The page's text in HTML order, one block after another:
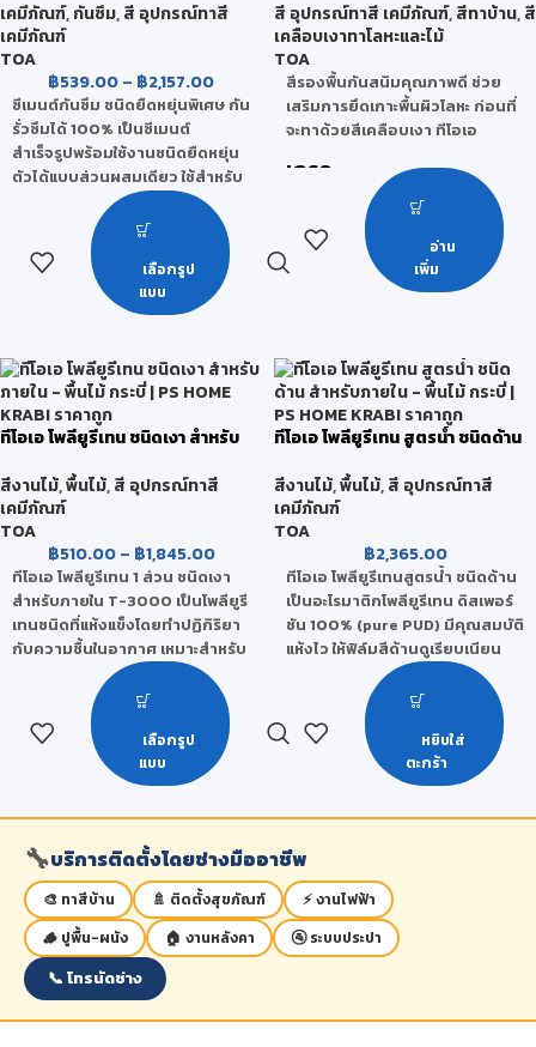
เคมีภัณฑ์,กันซึม,สี อุปกรณ์ทาสี
เคมีภัณฑ์
TOA
฿539.00– ฿2,157.00
ซีเมนต์กันซึม ชนิดยืดหยุ่นพิเศษ กัน
รั่วซึมได้ 100% เป็นซีเมนต์
สำเร็จรูปพร้อมใช้งานชนิดยืดหยุ่น
ตัวได้แบบส่วนผสมเดียว ใช้สำหรับ
งานกันซึม และปกป้องผิวคอนกรีต
กันรั่วซึมได้ 100%
เนื้อฟิลม์ยืดหยุ่น ดัดงอได้ ผสาน
รอยแตกร้าวได้ยอดเยี่ยม
มีแรงยึดเกาะสูง ยึดเกาะกับพื้นผิว
ใช้กับน้ำดื่มได้ ไม่มีสารที่เป็นพิษ
ตามมาตรฐานการประปา
สามารถทาทับกระเบื้องเก่าได้ โดย
ไม่ต้องรื้อกระเบื้องเก่า
ใช้ได้ทั้งภายใน และภายนอก
เลือกรูป
แบบ
สี อุปกรณ์ทาสี เคมีภัณฑ์,สีทาบ้าน,สี
เคลือบเงาทาโลหะและไม้
TOA
สีรองพื้นกันสนิมคุณภาพดี ช่วย
เสริมการยึดเกาะพื้นผิวโลหะ ก่อนที่
จะทาด้วยสีเคลือบเงา ทีโอเอ
เกรด
กลุ่มพรีเมียมคุณภาพสูง
อ่าน
เพิ่ม
ทีโอเอ โพลียูรีเทน ชนิดเงา สำหรับ
สีงานไม้,พื้นไม้,สี อุปกรณ์ทาสี
เคมีภัณฑ์
TOA
฿510.00 – ฿1,845.00
ทีโอเอ โพลียูรีเทน 1 ส่วน ชนิดเงา
สำหรับภายใน T-3000 เป็นโพลียูรี
เทนชนิดที่แห้งแข็งโดยทำปฏิกิริยา
กับความชื้นในอากาศ เหมาะสำหรับ
พื้นไม้ภายในที่ไม่มีแดดส่องถึง ทา
ง่าย ให้ความเงางามสูง ทนทานต่อ
การขูดขีด ทนทานต่อการขัดถู และ
ทนต่อการกระแทกได้ดี ทนต่อกรด-
ด่าง และสารเคมี ได้ดีเยี่ยม
เลือกรูป
แบบ
ทีโอเอ โพลียูรีเทน สูตรน้ำ ชนิดด้าน
สีงานไม้,พื้นไม้,สี อุปกรณ์ทาสี
เคมีภัณฑ์
TOA
฿2,365.00
ทีโอเอ โพลียูรีเทนสูตรน้ำ ชนิดด้าน
เป็นอะโรมาติกโพลียูรีเทน ดิสเพอร์
ชัน 100% (pure PUD) มีคุณสมบัติ
แห้งไว ให้ฟิล์มสีด้านดูเรียบเนียน
ยึดเกาะกับเนื้อไม้ได้ดีเยี่ยม ทนทาน
ต่อการขัดถู การขูดขีด และ
แอลกอฮอล์ได้ดี ฟิล์มสีใส ช่วยให้ไม้
มีสีอำพันอ่อนๆ ไม่ต่างจากโพลียูรี
เทนสูตรน้ำมัน
หยิบใส่
ตะกร้า
🔧บริการติดตั้งโดยช่างมืออาชีพ
🎨 ทาสีบ้าน 🚿 ติดตั้งสุขภัณฑ์
⚡ งานไฟฟ้า
🪵 ปูพื้น-ผนัง
🏠 งานหลังคา 🚰 ระบบประปา
📞 โทรนัดช่าง